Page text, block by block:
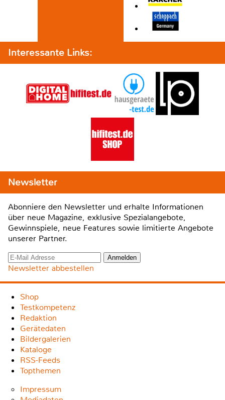
Interessante Links:
Newsletter
Abonniere den Newsletter und erhalte Informationen
über neue Magazine, exklusive Spezialangebote,
Gewinnspiele, neue Features sowie limitierte Angebote
unserer Partner.
Newsletter abbestellen
Shop
Testkompetenz
Redaktion
Gerätedaten
Bildergalerien
Kataloge
RSS-Feeds
Topthemen
Impressum